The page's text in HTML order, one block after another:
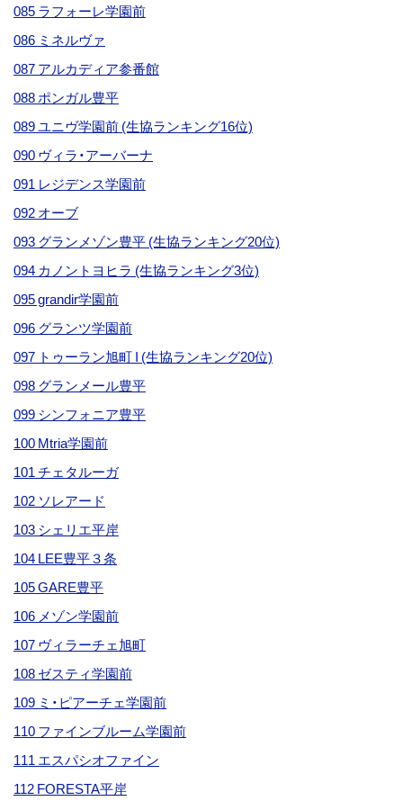
085 ラフォーレ学園前
086 ミネルヴァ
087 アルカディア参番館
088 ポンガル豊平
089 ユニヴ学園前 (生協ランキング16位)
090 ヴィラ・アーバーナ
091 レジデンス学園前
092 オーブ
093 グランメゾン豊平 (生協ランキング20位)
094 カノントヨヒラ (生協ランキング3位)
095 grandir学園前
096 グランツ学園前
097 トゥーラン旭町 I (生協ランキング20位)
098 グランメール豊平
099 シンフォニア豊平
100 Mtria学園前
101 チェタルーガ
102 ソレアード
103 シェリエ平岸
104 LEE豊平３条
105 GARE豊平
106 メゾン学園前
107 ヴィラーチェ旭町
108 ゼスティ学園前
109 ミ・ピアーチェ学園前
110 ファインブルーム学園前
111 エスパシオファイン
112 FORESTA平岸